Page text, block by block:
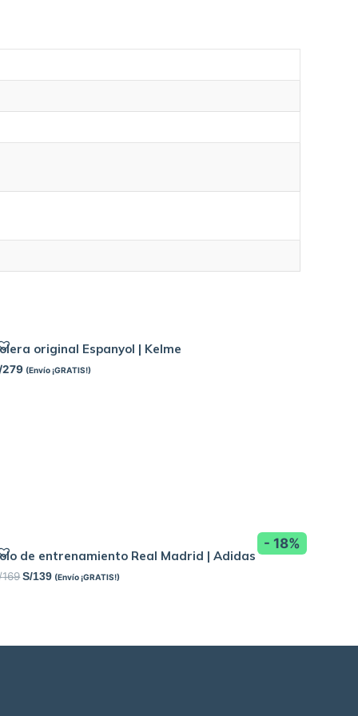
original Espanyol | Kelme
279 (Envío ¡GRATIS!)
- 18%
de entrenamiento Real Madrid | Adidas
169 S/139 (Envío ¡GRATIS!)